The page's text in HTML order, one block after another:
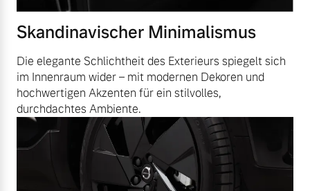
Skandinavischer Minimalismus
Die elegante Schlichtheit des Exterieurs spiegelt sich
im Innenraum wider – mit modernen Dekoren und
hochwertigen Akzenten für ein stilvolles,
durchdachtes Ambiente.